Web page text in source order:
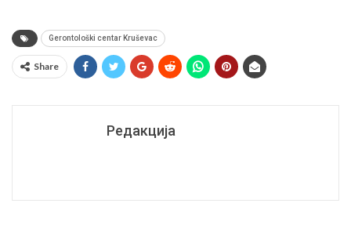
Gerontološki centar Kruševac
Share
Редакција